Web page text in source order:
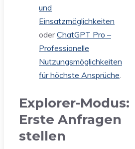
und
Einsatzmöglichkeiten
oderChatGPT Pro –
Professionelle
Nutzungsmöglichkeiten
für höchste Ansprüche.
Explorer-Modus:
Erste Anfragen
stellen